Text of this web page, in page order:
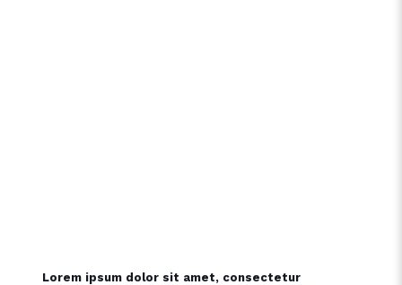
Lorem ipsum dolor sit amet, consectetur